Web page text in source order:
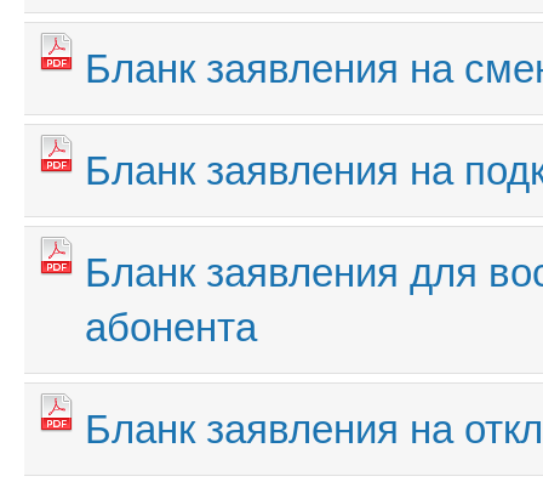
Бланк заявления на
Бланк заявления на
Бланк заявления для
абонента
Бланк заявления на